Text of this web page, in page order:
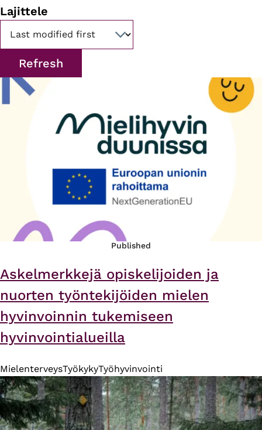
Lajittele
Published
Askelmerkkejä opiskelijoiden ja
nuorten työntekijöiden mielen
hyvinvoinnin tukemiseen
hyvinvointialueilla
MielenterveysTyökykyTyöhyvinvointi